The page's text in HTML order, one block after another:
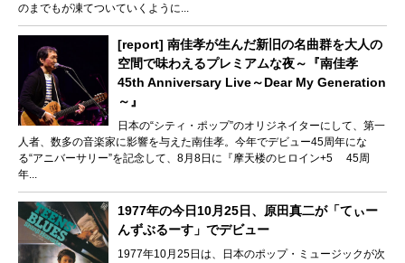
のまでもが凍てついていくように...
[report] 南佳孝が生んだ新旧の名曲群を大人の
空間で味わえるプレミアムな夜～『南佳孝
45th Anniversary Live～Dear My Generation
～』
日本の“シティ・ポップ”のオリジネイターにして、第一
人者、数多の音楽家に影響を与えた南佳孝。今年でデビュー45周年にな
る“アニバーサリー”を記念して、8月8日に『摩天楼のヒロイン+5 45周
年...
1977年の今日10月25日、原田真二が「てぃー
んずぶるーす」でデビュー
1977年10月25日は、日本のポップ・ミュージックが次